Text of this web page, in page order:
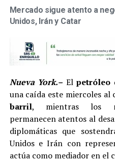
Mercado sigue atento a
Unidos, Irán y Catar
Nueva York.– Elpetróleo
una caída este miercoles al
barril, mientras los
permanecen atentos al
diplomáticas que
Unidos e Irán con
actúa como mediador en el